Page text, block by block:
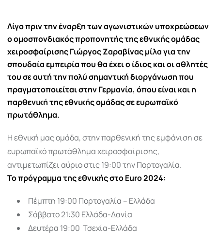
Λίγο πριν την έναρξη των αγωνιστικών υποχρεώσεων
ο ομοσπονδιακός προπονητής της εθνικής ομάδας
χειροσφαίρισης Γιώργος Ζαραβίνας μίλα για την
σπουδαία εμπειρία που θα έχει ο ίδιος και οι αθλητές
του σε αυτή την πολύ σημαντική διοργάνωση που
πραγματοποιείται στην Γερμανία, όπου είναι και η
παρθενική της εθνικής ομάδας σε ευρωπαϊκό
πρωτάθλημα.
Η εθνική μας ομάδα, στην παρθενική της εμφάνιση σε
ευρωπαϊκό πρωτάθλημα χειροσφαίρισης,
αντιμετωπίζει αύριο στις 19:00 την Πορτογαλία.
Το πρόγραμμα της εθνικής στο Euro 2024:
Πέμπτη 19:00 Πορτογαλία – Ελλάδα
Σάββατο 21:30 Ελλάδα-Δανία
Δευτέρα 19:00 Τσεχία-Ελλάδα